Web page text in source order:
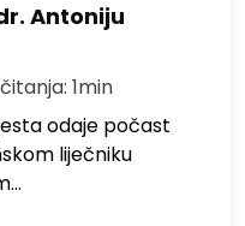
Antoniju
1min
odaje počast
liječniku